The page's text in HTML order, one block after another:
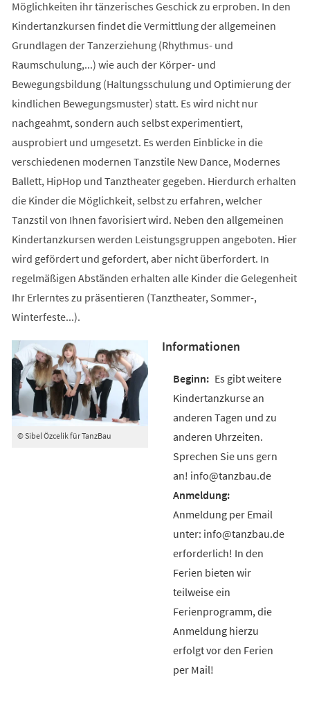
Möglichkeiten ihr tänzerisches Geschick zu erproben. In den
Kindertanzkursen findet die Vermittlung der allgemeinen
Grundlagen der Tanzerziehung (Rhythmus- und
Raumschulung,...) wie auch der Körper- und
Bewegungsbildung (Haltungsschulung und Optimierung der
kindlichen Bewegungsmuster) statt. Es wird nicht nur
nachgeahmt, sondern auch selbst experimentiert,
ausprobiert und umgesetzt. Es werden Einblicke in die
verschiedenen modernen Tanzstile New Dance, Modernes
Ballett, HipHop und Tanztheater gegeben. Hierdurch erhalten
die Kinder die Möglichkeit, selbst zu erfahren, welcher
Tanzstil von Ihnen favorisiert wird. Neben den allgemeinen
Kindertanzkursen werden Leistungsgruppen angeboten. Hier
wird gefördert und gefordert, aber nicht überfordert. In
regelmäßigen Abständen erhalten alle Kinder die Gelegenheit
Ihr Erlerntes zu präsentieren (Tanztheater, Sommer-,
Winterfeste...).
© Sibel Özcelik für TanzBau
Informationen
Es gibt weitere
Kindertanzkurse an
anderen Tagen und zu
anderen Uhrzeiten.
Sprechen Sie uns gern
an! info@tanzbau.de
Anmeldung per Email
unter: info@tanzbau.de
erforderlich! In den
Ferien bieten wir
teilweise ein
Ferienprogramm, die
Anmeldung hierzu
erfolgt vor den Ferien
per Mail!